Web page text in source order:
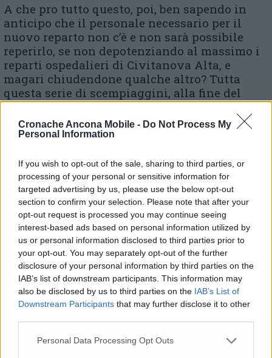
Cronache Ancona Mobile - Do Not Process My
Personal Information
If you wish to opt-out of the sale, sharing to third parties, or
processing of your personal or sensitive information for
targeted advertising by us, please use the below opt-out
section to confirm your selection. Please note that after your
opt-out request is processed you may continue seeing
interest-based ads based on personal information utilized by
us or personal information disclosed to third parties prior to
your opt-out. You may separately opt-out of the further
disclosure of your personal information by third parties on the
IAB’s list of downstream participants. This information may
also be disclosed by us to third parties on the IAB’s List of
Downstream Participants that may further disclose it to other
Personal Data Processing Opt Outs
A che pro tutto questo, poi, ben sapendo in
anticipo che il personale necessario per il
nuovo reparto non c’è e non sarà possibile
reperirlo, se non depotenziando al massimo i
reparti ospedalieri di Civitanova Alta, e
magari chiudendone qualche altro? Tutta
questa serie di scempiaggini, alla fine del
giro, solo per costruire, a suon di milioni
anche pubblici ottusamente buttati al vento
(nel mentre per mancanza di liquidità si
congiunti deceduti o in gravissime
condizioni per il virus) e in un contesto fisico
caotico per il traffico e altamente affollato,
comunque assolutamente inadeguato, un
reparto che non è un ospedale non avendone
le caratteristiche di base necessarie, che
garantisce meno sicurezza di un ospedale per
la mancata integrazione con reparti
essenziali per tale qualificazione, che causerà
agli attuali degenti nei nosocomi marchigiani
il trasferimento verso una struttura meno
rifiutabile se non altro per non spezzare il